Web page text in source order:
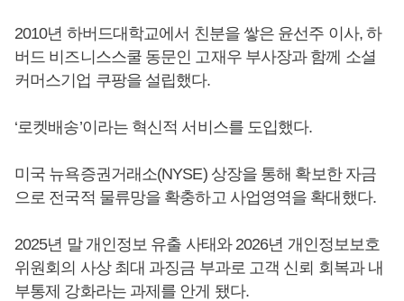
2010년 하버드대학교에서 친분을 쌓은 윤선주 이사, 하
버드 비즈니스스쿨 동문인 고재우 부사장과 함께 소셜
커머스기업 쿠팡을 설립했다.
‘로켓배송’이라는 혁신적 서비스를 도입했다.
미국 뉴욕증권거래소(NYSE) 상장을 통해 확보한 자금
으로 전국적 물류망을 확충하고 사업영역을 확대했다.
2025년 말 개인정보 유출 사태와 2026년 개인정보보호
위원회의 사상 최대 과징금 부과로 고객 신뢰 회복과 내
부통제 강화라는 과제를 안게 됐다.